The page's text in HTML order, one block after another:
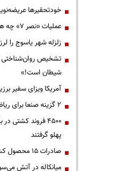
خودتحقیرها
عملیات «نصر ۷» چه هدفی را دنبال می‌کرد؟
زلزله شهر یاسوج را
تشخیص
شیطان است!»
آمریکا ویزای سفیر
۲ گزینه صنعا برای ریاض
۴۵۰۰ فروند کشتی
پهلو گرفتند
صادرات ۱۵ محصول کشاورزی آزاد شد
میانکاله در آتش